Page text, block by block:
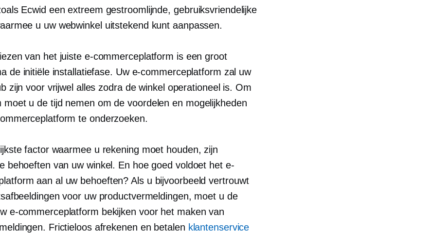
Ecwid een extreem gestroomlijnde, gebruiksvriendelijke
u uw webwinkel uitstekend kunt aanpassen.
van het juiste e-commerceplatform is een groot
de initiële installatiefase. Uw e-commerceplatform zal uw
zijn voor vrijwel alles zodra de winkel operationeel is. Om
moet u de tijd nemen om de voordelen en mogelijkheden
te onderzoeken.
factor waarmee u rekening moet houden, zijn
behoeften van uw winkel. En hoe goed voldoet het e-
aan al uw behoeften? Als u bijvoorbeeld vertrouwt
voor uw productvermeldingen, moet u de
e-commerceplatform bekijken voor het maken van
Frictieloos afrekenen en betalen klantenservice